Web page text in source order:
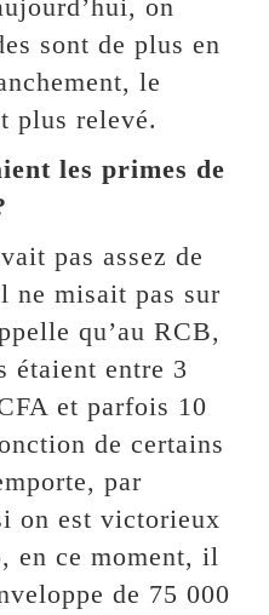
on
sont de plus en
le
plus relevé.
les primes de
pas assez de
ne misait pas sur
qu’au RCB,
étaient entre 3
et parfois 10
de certains
par
on est victorieux
en ce moment, il
de 75 000